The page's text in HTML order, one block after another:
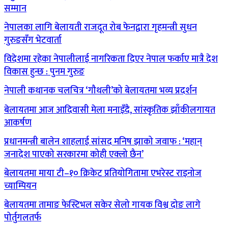
सम्मान
नेपालका लागि बेलायती राजदूत रोब फेनद्वारा गृहमन्त्री सुधन
गुरुङसँग भेटवार्ता
विदेशमा रहेका नेपालीलाई नागरिकता दिएर नेपाल फर्काए मात्रै देश
विकास हुन्छ : पुनम गुरुङ
नेपाली कथानक चलचित्र ‘गौथली’को बेलायतमा भव्य प्रदर्शन
बेलायतमा आज आदिवासी मेला मनाइँदै, सांस्कृतिक झाँकीलगायत
आकर्षण
प्रधानमन्त्री बालेन शाहलाई सांसद मनिष झाको जवाफ : ‘महान्
जनादेश पाएको सरकारमा कोही एक्लो छैन’
बेलायतमा माया टी–१० क्रिकेट प्रतियोगितामा एभरेस्ट राइनोज
च्याम्पियन
बेलायतमा तामाङ फेस्टिभल सकेर सेलो गायक विश्व दोङ लागे
पोर्तुगलतर्फ